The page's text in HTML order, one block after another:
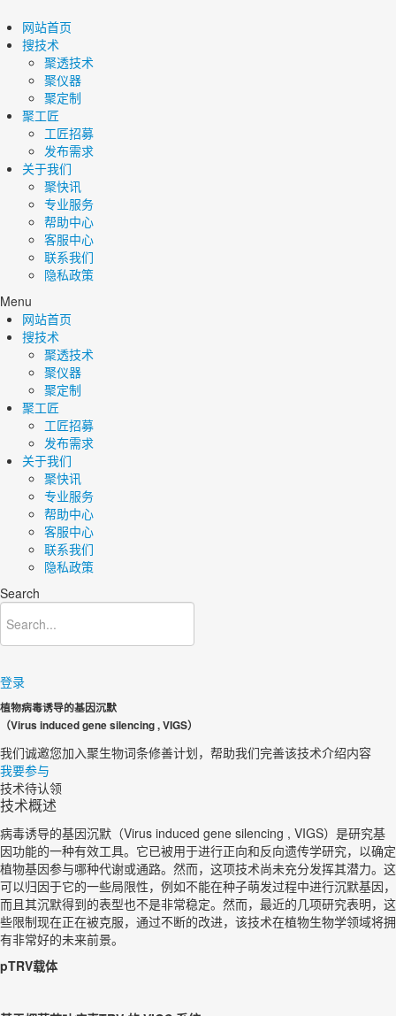
网站首页
搜技术
聚透技术
聚仪器
聚定制
聚工匠
工匠招募
发布需求
关于我们
聚快讯
专业服务
帮助中心
客服中心
联系我们
隐私政策
Menu
网站首页
搜技术
聚透技术
聚仪器
聚定制
聚工匠
工匠招募
发布需求
关于我们
聚快讯
专业服务
帮助中心
客服中心
联系我们
隐私政策
Search
登录
植物病毒诱导的基因沉默
（Virus induced gene silencing , VIGS）
我们诚邀您加入聚生物词条修善计划，帮助我们完善该技术介绍内容​
我要参与
技术待认领
技术概述
病毒诱导的基因沉默（Virus induced gene silencing , VIGS）是研究基
因功能的一种有效工具。它已被用于进行正向和反向遗传学研究，以确定
植物基因参与哪种代谢或通路。然而，这项技术尚未充分发挥其潜力。这
可以归因于它的一些局限性，例如不能在种子萌发过程中进行沉默基因，
而且其沉默得到的表型也不是非常稳定。然而，最近的几项研究表明，这
些限制现在正在被克服，通过不断的改进，该技术在植物生物学领域将拥
有非常好的未来前景。
pTRV载体